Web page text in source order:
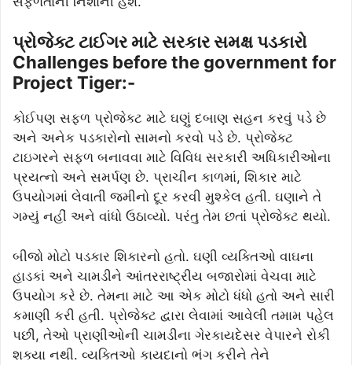
પ્રોજેક્ટ ટાઈગર માટે સરકાર સમક્ષ પડકારો
Challenges before the government for
Project Tiger:-
કોઈપણ સફળ પ્રોજેક્ટ માટે ઘણું દબાણ સહન કરવું પડે છે
અને અનેક પડકારોનો સામનો કરવો પડે છે. પ્રોજેક્ટ
ટાઇગરને સફળ બનાવવા માટે વિવિધ સરકારી અધિકારીઓના
પ્રયત્નો અને સમર્પણ છે. પ્રાચીન કાળમાં, શિકાર માટે
ઉપયોગમાં લેવાતી જમીનો દૂર કરવી મુશ્કેલ હતી. ઘણાને તે
ગમ્યું નહીં અને વાંધો ઉઠાવ્યો. પરંતુ તેમ છતાં પ્રોજેક્ટ થયો.
બીજો મોટો પડકાર શિકારનો હતો. ઘણી વ્યક્તિઓ વાઘના
હાડકાં અને ચામડીને આંતરરાષ્ટ્રીય બજારોમાં વેચવા માટે
ઉપયોગ કરે છે. તેમના માટે આ એક મોટો ધંધો હતો અને સારી
કમાણી કરી હતી. પ્રોજેક્ટ દ્વારા લેવામાં આવેલી તમામ પહેલ
પછી, તેઓ પ્રાણીઓની ચામડીના ગેરકાયદેસર વેપારને રોકી
શક્યા નથી. વ્યક્તિઓ કાયદાનો ભંગ કરીને તેને